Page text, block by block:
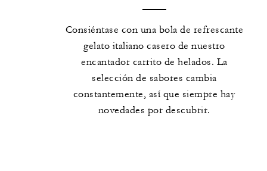
Consiéntase con una bola de refrescante
gelato italiano casero de nuestro
encantador carrito de helados. La
selección de sabores cambia
constantemente, así que siempre hay
novedades por descubrir.